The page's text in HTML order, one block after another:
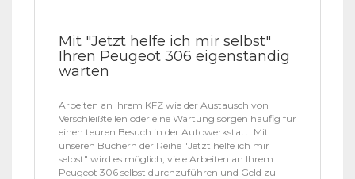
Mit "Jetzt helfe ich mir selbst"
Ihren Peugeot 306 eigenständig
warten
Arbeiten an Ihrem KFZ wie der Austausch von
Verschleißteilen oder eine Wartung sorgen häufig für
einen teuren Besuch in der Autowerkstatt. Mit
unseren Büchern der Reihe "Jetzt helfe ich mir
selbst" wird es möglich, viele Arbeiten an Ihrem
Peugeot 306 selbst durchzuführen und Geld zu